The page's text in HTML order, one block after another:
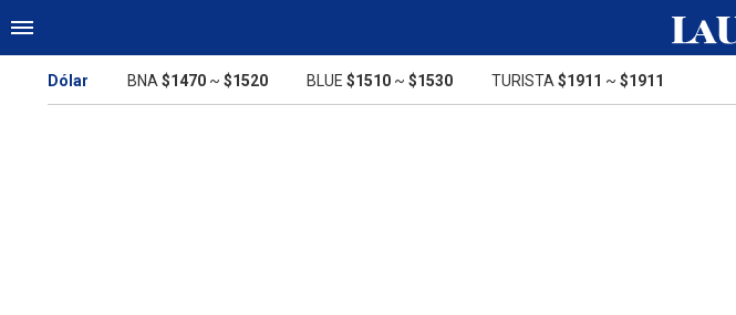
Dólar BNA $1470 ~ $1520 BLUE $1510 ~ $1530 TURISTA $1911 ~ $1911